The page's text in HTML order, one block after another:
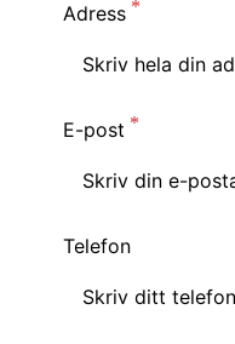
Adress
E-post
Telefon